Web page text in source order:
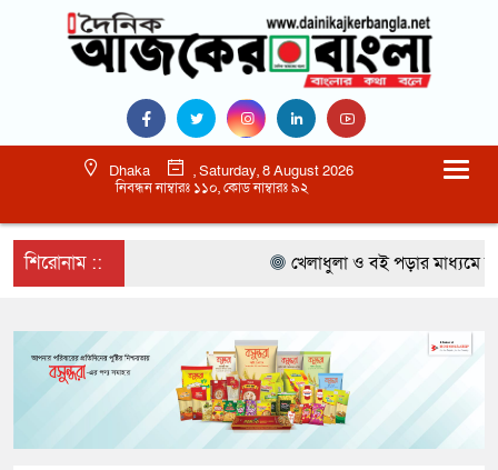
Dhaka
, Saturday, 8 August 2026
নিবন্ধন নাম্বারঃ ১১০, কোড নাম্বারঃ ৯২
শিরোনাম :: খেলাধুলা ও বই পড়ার মাধ্যমে